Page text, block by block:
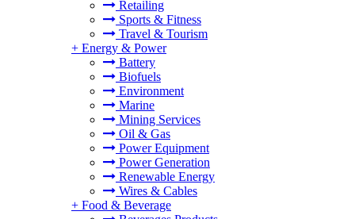
Retailing
Sports & Fitness
Travel & Tourism
+ Energy & Power
Battery
Biofuels
Environment
Marine
Mining Services
Oil & Gas
Power Equipment
Power Generation
Renewable Energy
Wires & Cables
+ Food & Beverage